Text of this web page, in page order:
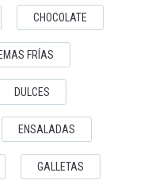
CHOCOLATE
FRÍAS
DULCES
ENSALADAS
GALLETAS